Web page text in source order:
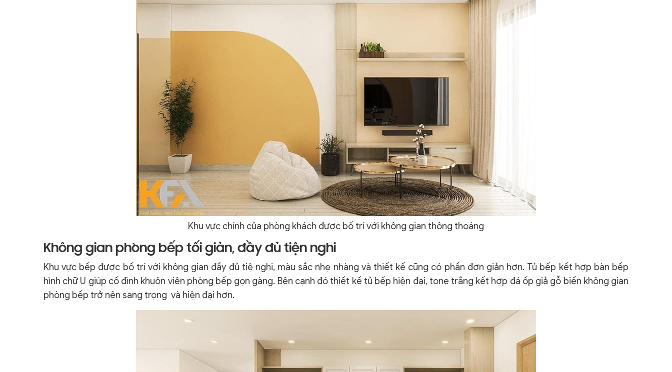
Khu vực chính của phòng khách được bố trí với không gian thông thoáng
Không gian phòng bếp tối giản, đầy đủ tiện nghi
Khu vực bếp được bố trí với không gian đầy đủ tiệ nghi, màu sắc nhẹ nhàng và thiết kế cũng có phần đơn giản hơn. Tủ bếp kết hợp bàn bếp
hình chữ U giúp cố đình khuôn viên phòng bếp gọn gàng. Bên cạnh đó thiết kế tủ bếp hiện đại, tone trắng kết hợp đá ốp giả gỗ biến không gian
phòng bếp trở nên sang trọng và hiện đại hơn.